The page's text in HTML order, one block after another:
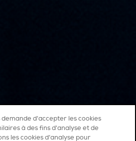
demande d'accepter les cookies
à des fins d'analyse et de
les cookies d’analyse pour